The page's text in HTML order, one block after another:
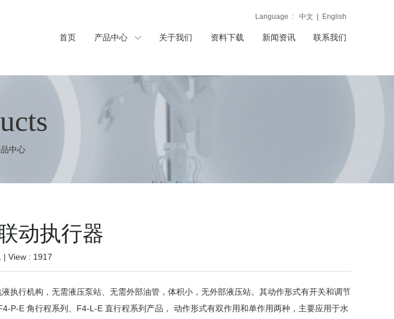
Language : 中文 English
首页 产品中心 关于我们 资料下载 新闻资讯 联系我们
中心
动执行器
| View : 1917
执行机构，无需液压泵站、无需外部油管，体积小，无外部液压站。其动作形式有开关和调节
P-E 角行程系列、F4-L-E 直行程系列产品， 动作形式有双作用和单作用两种，主要应用于水